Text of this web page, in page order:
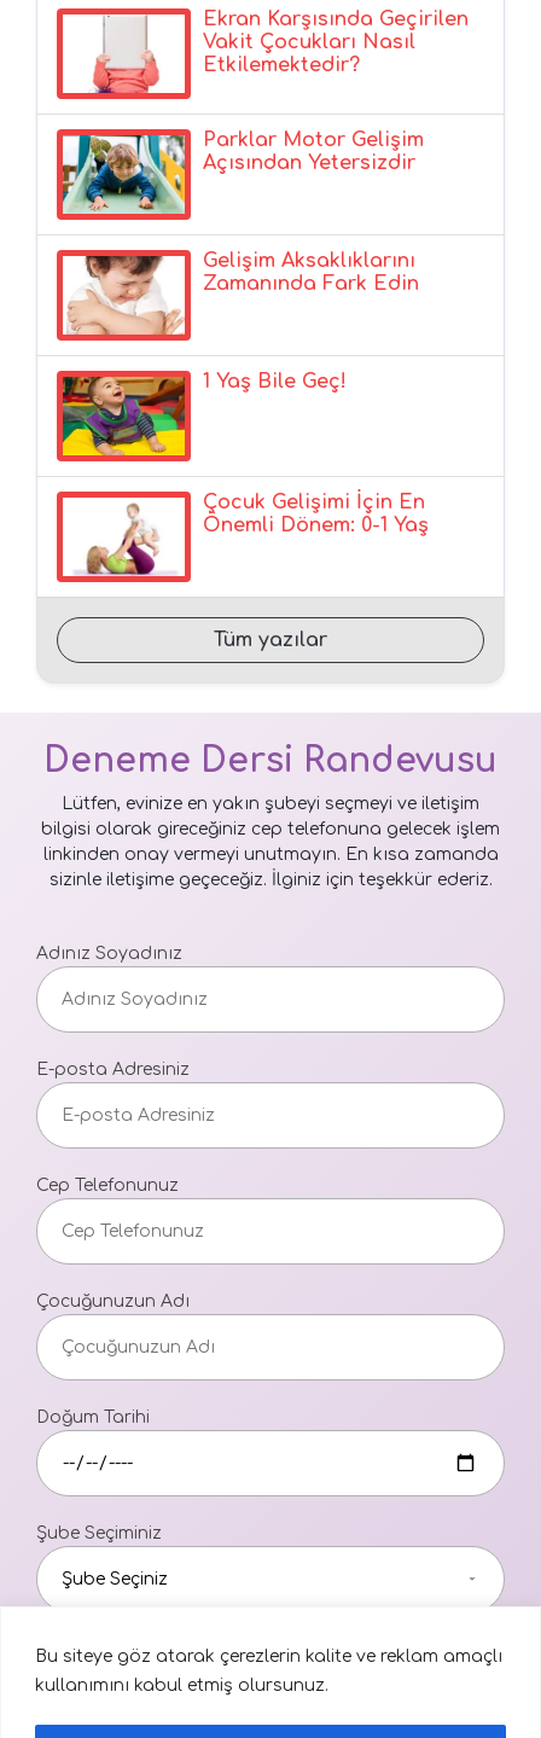
Bu siteye göz atarak çerezlerin kalite ve reklam amaçlı
kullanımını kabul etmiş olursunuz.
Ekran Karşısında Geçirilen
Vakit Çocukları Nasıl
Etkilemektedir?
Parklar Motor Gelişim
Açısından Yetersizdir
Gelişim Aksaklıklarını
Zamanında Fark Edin
1 Yaş Bile Geç!
Çocuk Gelişimi İçin En
Önemli Dönem: 0-1 Yaş
Tüm yazılar
Deneme Dersi Randevusu
Lütfen, evinize en yakın şubeyi seçmeyi ve iletişim
bilgisi olarak gireceğiniz cep telefonuna gelecek işlem
linkinden onay vermeyi unutmayın. En kısa zamanda
sizinle iletişime geçeceğiz. İlginiz için teşekkür ederiz.
Adınız Soyadınız
E-posta Adresiniz
Cep Telefonunuz
Çocuğunuzun Adı
Doğum Tarihi
Şube Seçiminiz
Aydınlatma Metni